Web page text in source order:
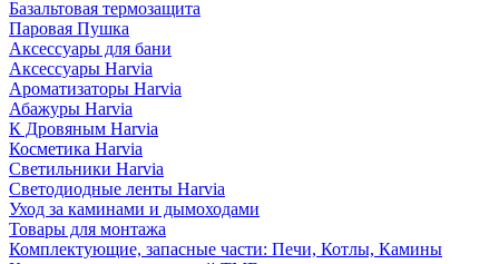
Базальтовая термозащита
Паровая Пушка
Аксессуары для бани
Аксессуары Harvia
Ароматизаторы Harvia
Абажуры Harvia
К Дровяным Harvia
Косметика Harvia
Светильники Harvia
Светодиодные ленты Harvia
Уход за каминами и дымоходами
Товары для монтажа
Комплектующие, запасные части: Печи, Котлы, Камины